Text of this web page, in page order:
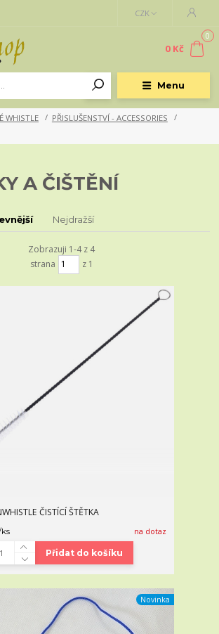
Menu
CZK
0
0 Kč
WHISTLE
PŘISLUŠENSTVÍ - ACCESSORIES
A ČIŠTĚNÍ
Nejdražší
Zobrazuji 1-4 z 4
strana
z 1
ČISTÍCÍ ŠTĚTKA
ks na dotaz
Přidat do košíku
Novinka